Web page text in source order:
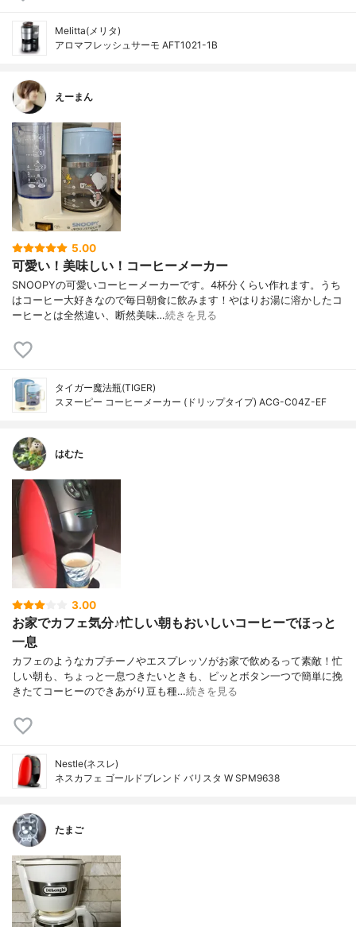
Melitta(メリタ)
アロマフレッシュサーモ AFT1021-1B
えーまん
5.00
可愛い！美味しい！コーヒーメーカー
SNOOPYの可愛いコーヒーメーカーです。4杯分くらい作れます。うち
はコーヒー大好きなので毎日朝食に飲みます！やはりお湯に溶かしたコ
ーヒーとは全然違い、断然美味…続きを見る
タイガー魔法瓶(TIGER)
スヌーピー コーヒーメーカー (ドリップタイプ) ACG-C04Z-EF
はむた
3.00
お家でカフェ気分♪忙しい朝もおいしいコーヒーでほっと
一息
カフェのようなカプチーノやエスプレッソがお家で飲めるって素敵！忙
しい朝も、ちょっと一息つきたいときも、ピッとボタン一つで簡単に挽
きたてコーヒーのできあがり豆も種…続きを見る
Nestle(ネスレ)
ネスカフェ ゴールドブレンド バリスタ W SPM9638
たまご